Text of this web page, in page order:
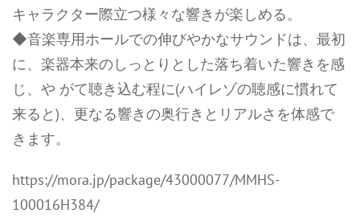
キャラクター際立つ様々な響きが楽しめる。
◆音楽専用ホールでの伸びやかなサウンドは、最初
に、楽器本来のしっとりとした落ち着いた響きを感
じ、や がて聴き込む程に(ハイレゾの聴感に慣れて
来ると)、更なる響きの奥行きとリアルさを体感で
きます。
https://mora.jp/package/43000077/MMHS-
100016H384/